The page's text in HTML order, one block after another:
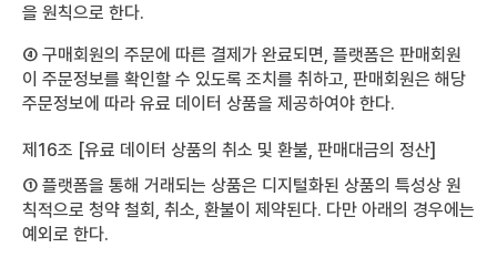
을 원칙으로 한다.
④ 구매회원의 주문에 따른 결제가 완료되면, 플랫폼은 판매회원
이 주문정보를 확인할 수 있도록 조치를 취하고, 판매회원은 해당
주문정보에 따라 유료 데이터 상품을 제공하여야 한다.
제16조 [유료 데이터 상품의 취소 및 환불, 판매대금의 정산]
① 플랫폼을 통해 거래되는 상품은 디지털화된 상품의 특성상 원
칙적으로 청약 철회, 취소, 환불이 제약된다. 다만 아래의 경우에는
예외로 한다.